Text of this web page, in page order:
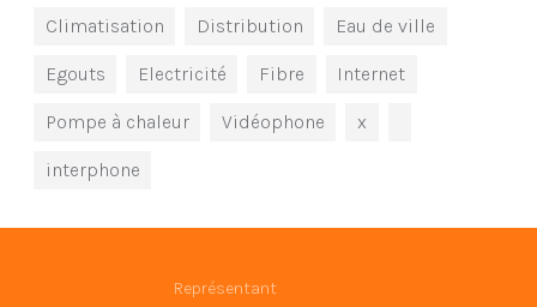
Climatisation Distribution Eau de ville
Egouts Electricité Fibre Internet
Pompe à chaleur Vidéophone x
interphone
Représentant